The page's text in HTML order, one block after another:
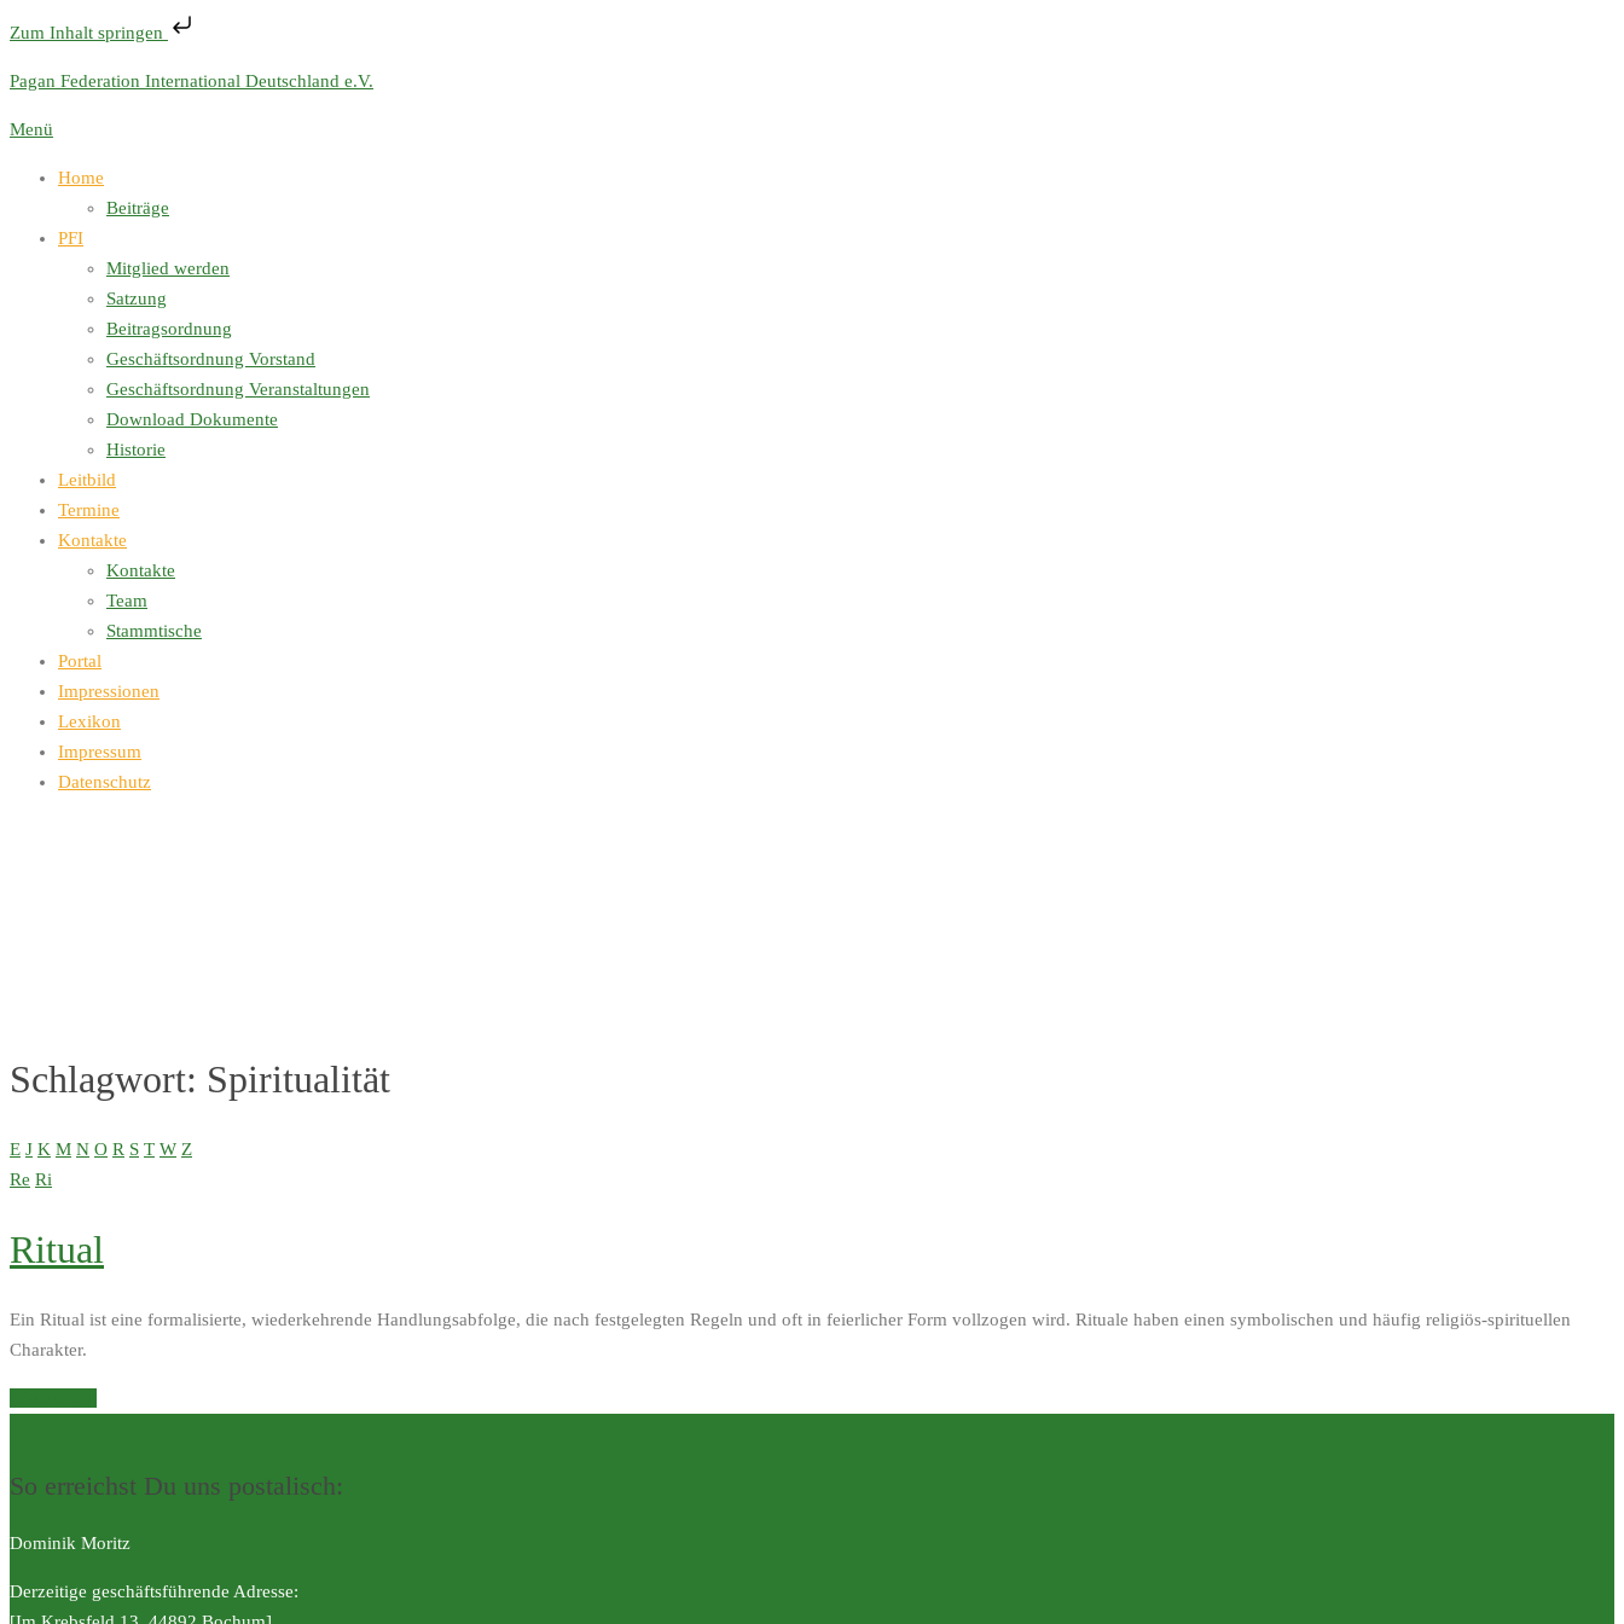
Zum Inhalt springen
Zum
springen
Pagan Federation International Deutschland e.V.
Menü
Home
Beiträge
PFI
Mitglied werden
Satzung
Beitragsordnung
Geschäftsordnung Vorstand
Geschäftsordnung Veranstaltungen
Download Dokumente
Historie
Leitbild
Termine
Kontakte
Kontakte
Team
Stammtische
Portal
Impressionen
Lexikon
Impressum
Datenschutz
Schlagwort: Spiritualität
E J K M N O R S T W Z
Re Ri
Ritual
Ein Ritual ist eine formalisierte, wiederkehrende Handlungsabfolge, die nach festgelegten Regeln und oft in feierlicher Form vollzogen wird. Rituale haben einen symbolischen und häufig religiös-spirituellen
Charakter.
So erreichst Du uns postalisch:
Dominik Moritz
Derzeitige geschäftsführende Adresse: